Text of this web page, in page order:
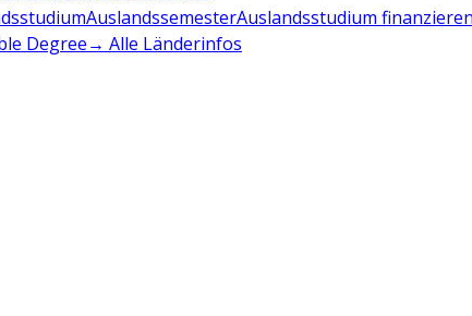
AuslandssemesterAuslandsstudium finanzieren
Degree→ Alle Länderinfos